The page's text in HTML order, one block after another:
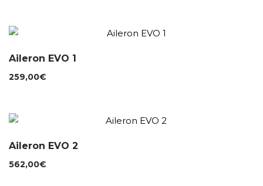
Aileron EVO 1
259,00€
Aileron EVO 2
562,00€